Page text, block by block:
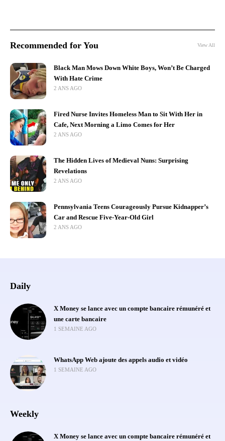
Recommended for You View All
Black Man Mows Down White Boys, Won’t Be Charged
With Hate Crime
2 ANS AGO
Fired Nurse Invites Homeless Man to Sit With Her in
Cafe, Next Morning a Limo Comes for Her
2 ANS AGO
The Hidden Lives of Medieval Nuns: Surprising
Revelations
2 ANS AGO
Pennsylvania Teens Courageously Pursue Kidnapper’s
Car and Rescue Five-Year-Old Girl
2 ANS AGO
Daily
X Money se lance avec un compte bancaire rémunéré et
une carte bancaire
1 SEMAINE AGO
WhatsApp Web ajoute des appels audio et vidéo
1 SEMAINE AGO
Weekly
X Money se lance avec un compte bancaire rémunéré et